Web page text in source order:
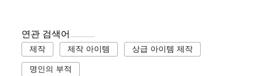
연관 검색어
제작 제작 아이템 상급 아이템 제작
명인의 부적